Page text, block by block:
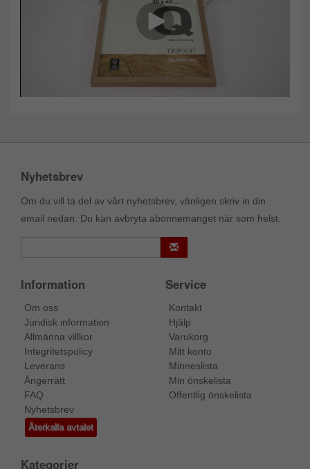
Nyhetsbrev
Om du vill ta del av vårt nyhetsbrev, vänligen skriv in din
email nedan. Du kan avbryta abonnemanget när som helst.
Information
Om oss
Juridisk information
Allmänna villkor
Integritetspolicy
Leverans
Ångerrätt
FAQ
Nyhetsbrev
Återkalla avtalet
Service
Kontakt
Hjälp
Varukorg
Mitt konto
Minneslista
Min önskelista
Offentlig önskelista
Kategorier